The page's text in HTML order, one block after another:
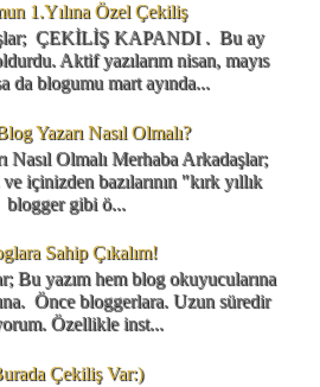
1.Yılına Özel Çekiliş
ÇEKİLİŞ KAPANDI . Bu ay
Aktif yazılarım nisan, mayıs
da blogumu mart ayında...
Yazarı Nasıl Olmalı?
Nasıl Olmalı Merhaba Arkadaşlar;
içinizden bazılarının "kırk yıllık
blogger gibi ö...
Sahip Çıkalım!
Bu yazım hem blog okuyucularına
Önce bloggerlara. Uzun süredir
Özellikle inst...
Çekiliş Var:)